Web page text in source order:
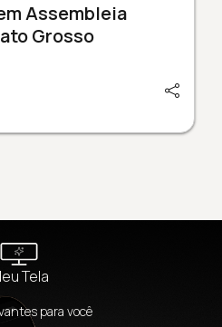
Assembleia
Grosso
Tela
para você